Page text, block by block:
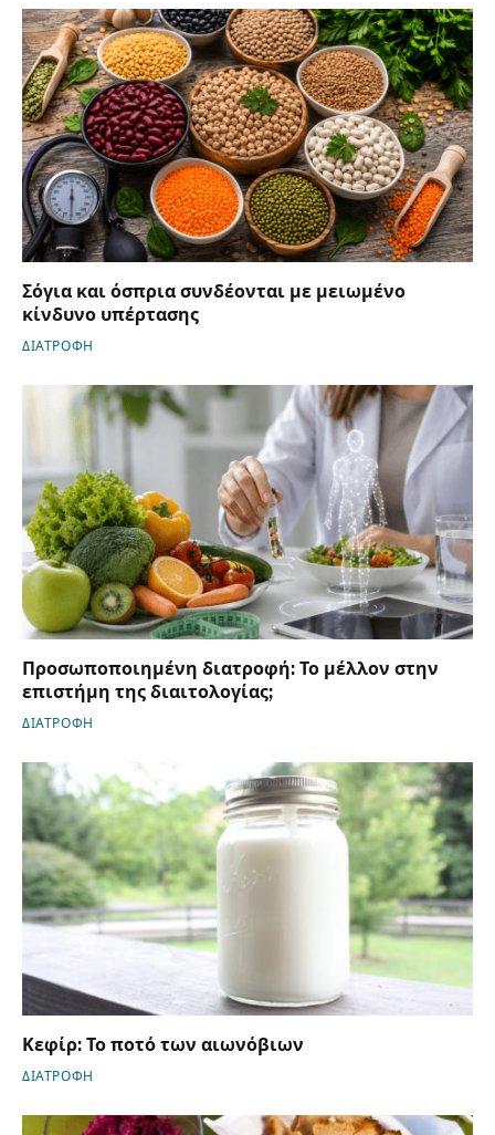
Σόγια και όσπρια συνδέονται με μειωμένο
κίνδυνο υπέρτασης
ΔΙΑΤΡΟΦΗ
Προσωποποιημένη διατροφή: Το μέλλον στην
επιστήμη της διαιτολογίας;
ΔΙΑΤΡΟΦΗ
Κεφίρ: Το ποτό των αιωνόβιων
ΔΙΑΤΡΟΦΗ